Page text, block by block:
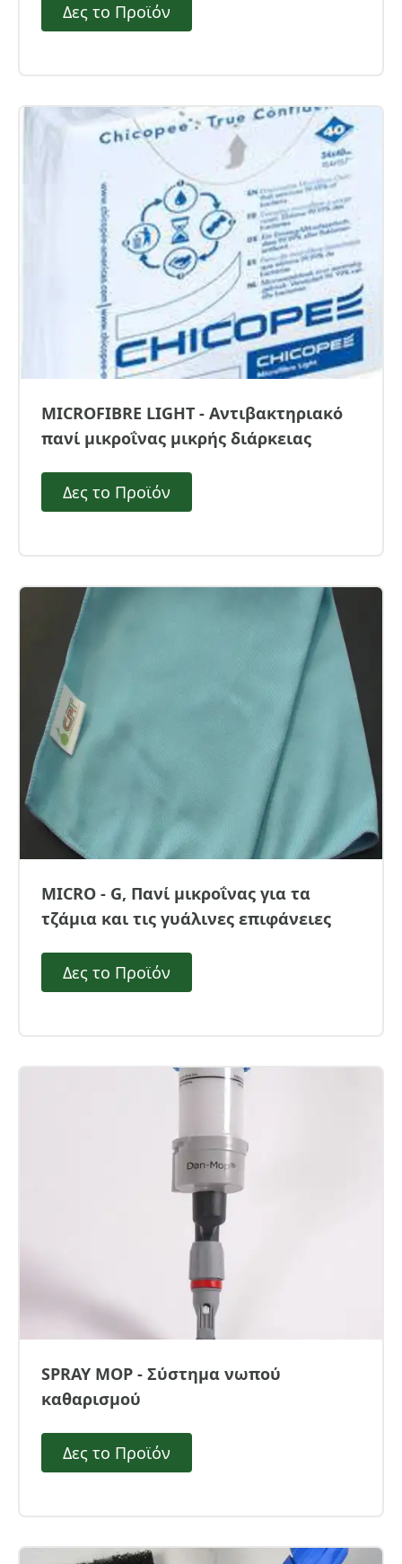
Δες το Προϊόν
MICROFIBRE LIGHT - Αντιβακτηριακό
πανί μικροΐνας μικρής διάρκειας
Δες το Προϊόν
MICRO - G, Πανί μικροΐνας για τα
τζάμια και τις γυάλινες επιφάνειες
Δες το Προϊόν
SPRAY MOP - Σύστημα νωπού
καθαρισμού
Δες το Προϊόν